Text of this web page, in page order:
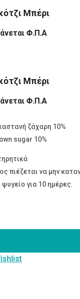
Μπέρι
Φ.Π.Α
Μπέρι
Φ.Π.Α
ζάχαρη 10%
sugar 10%
πιέζεται να μην
για 10 ημέρες.